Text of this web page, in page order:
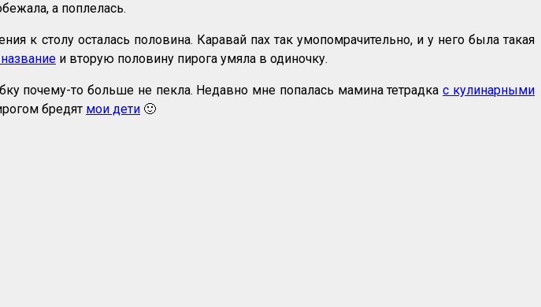
а поплелась.
к столу осталась половина. Каравай пах так умопомрачительно, и у него была такая
и вторую половину пирога умяла в одиночку.
почему-то больше не пекла. Недавно мне попалась мамина тетрадкас кулинарными
бредят мои дети 🙂